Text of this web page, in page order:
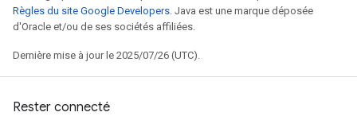
Règles du site Google Developers. Java est une marque déposée
d'Oracle et/ou de ses sociétés affiliées.
Dernière mise à jour le 2025/07/26 (UTC).
Rester connecté